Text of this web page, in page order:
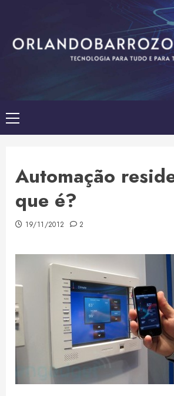
content
Primary
Menu
Automação
que é?
19/11/2012 2